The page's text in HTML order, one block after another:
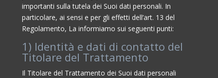
importanti sulla tutela dei Suoi dati personali. In
particolare, ai sensi e per gli effetti dell’art. 13 del
Regolamento, La informiamo sui seguenti punti:
1) Identità e dati di contatto del
Titolare del Trattamento
Il Titolare del Trattamento dei Suoi dati personali